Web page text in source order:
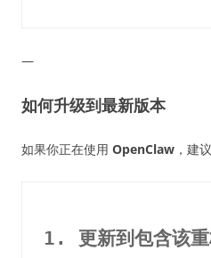
—
如何升级到最新版本
如果你正在使用 OpenClaw ，建
1. 更新到包含该重